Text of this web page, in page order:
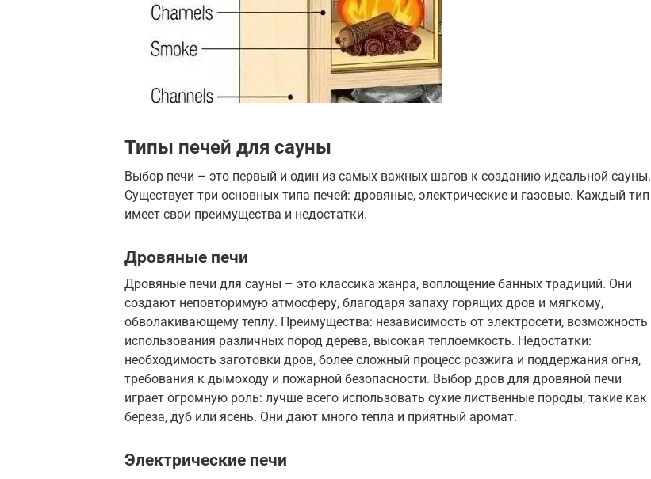
Типы печей для сауны
Выбор печи – это первый и один из самых важных шагов к созданию идеальной сауны.
Существует три основных типа печей: дровяные, электрические и газовые. Каждый тип
имеет свои преимущества и недостатки.
Дровяные печи
Дровяные печи для сауны – это классика жанра, воплощение банных традиций. Они
создают неповторимую атмосферу, благодаря запаху горящих дров и мягкому,
обволакивающему теплу. Преимущества: независимость от электросети, возможность
использования различных пород дерева, высокая теплоемкость. Недостатки:
необходимость заготовки дров, более сложный процесс розжига и поддержания огня,
требования к дымоходу и пожарной безопасности. Выбор дров для дровяной печи
играет огромную роль: лучше всего использовать сухие лиственные породы, такие как
береза, дуб или ясень. Они дают много тепла и приятный аромат.
Электрические печи